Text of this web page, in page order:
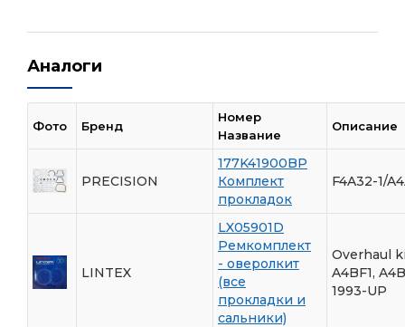
Аналоги
Фото Бренд
Номер
Название
Описание
PRECISION
177K41900BP
Комплект
прокладок
F4A32-1/
LINTEX
LX05901D
Ремкомплект
- оверолкит
(все
прокладки и
сальники)
Overhaul
A4BF1,
1993-UP